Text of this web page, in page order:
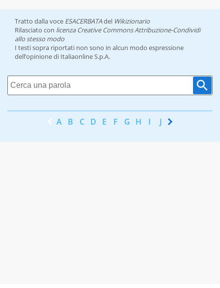
Tratto dalla voce ESACERBATAdel Wikizionario
Rilasciato con licenza Creative Commons Attribuzione-Condividi
allo stesso modo
I testi sopra riportati non sono in alcun modo espressione
dell’opinione di Italiaonline S.p.A.
A B C D E F G H I J K